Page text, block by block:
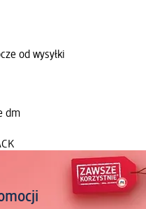
od wysyłki
dm